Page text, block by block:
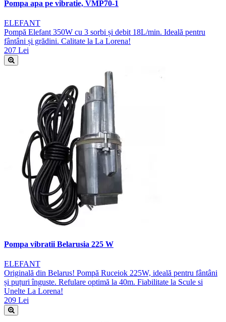
Pompa apa pe vibratie, VMP70-1
ELEFANT
Pompă Elefant 350W cu 3 sorbi și debit 18L/min. Ideală pentru
fântâni și grădini. Calitate la La Lorena!
207 Lei
Pompa vibratii Belarusia 225 W
ELEFANT
Originală din Belarus! Pompă Ruceiok 225W, ideală pentru fântâni
și puțuri înguste. Refulare optimă la 40m. Fiabilitate la Scule si
Unelte La Lorena!
209 Lei